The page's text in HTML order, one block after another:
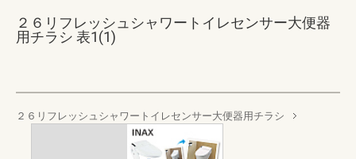
２６リフレッシュシャワートイレセンサー大便器
用チラシ 表1(1)
２６リフレッシュシャワートイレセンサー大便器用チラシ